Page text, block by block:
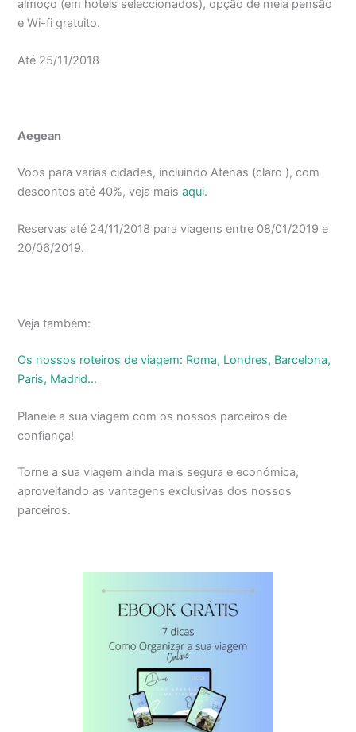
almoço (em hotéis seleccionados), opção de meia pensão
e Wi-fi gratuito.
Até 25/11/2018
Aegean
Voos para varias cidades, incluindo Atenas (claro ), com
descontos até 40%, veja maisaqui.
Reservas até 24/11/2018 para viagens entre 08/01/2019 e
20/06/2019.
Veja também:
Os nossos roteiros de viagem: Roma, Londres, Barcelona,
Paris, Madrid…
Planeie a sua viagem com os nossos parceiros de
confiança!
Torne a sua viagem ainda mais segura e económica,
aproveitando as vantagens exclusivas dos nossos
parceiros.